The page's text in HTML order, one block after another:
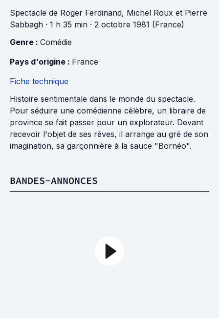
Spectacle de Roger Ferdinand, Michel Roux et Pierre
Sabbagh · 1 h 35 min · 2 octobre 1981 (France)
Genre : Comédie
Pays d'origine : France
Fiche technique
Histoire sentimentale dans le monde du spectacle.
Pour séduire une comédienne célèbre, un libraire de
province se fait passer pour un explorateur. Devant
recevoir l'objet de ses rêves, il arrange au gré de son
imagination, sa garçonnière à la sauce "Bornéo".
BANDES-ANNONCES